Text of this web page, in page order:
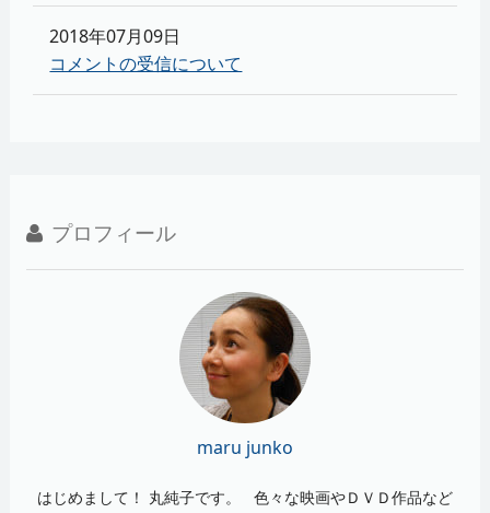
2018年07月09日
コメントの受信について
プロフィール
maru junko
はじめまして！ 丸純子です。 色々な映画やＤＶＤ作品など